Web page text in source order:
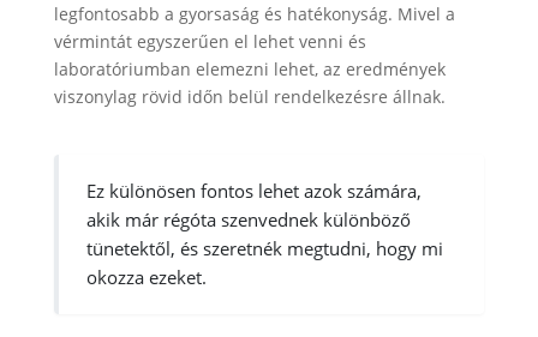
legfontosabb a gyorsaság és hatékonyság. Mivel a
vérmintát egyszerűen el lehet venni és
laboratóriumban elemezni lehet, az eredmények
viszonylag rövid időn belül rendelkezésre állnak.
Ez különösen fontos lehet azok számára,
akik már régóta szenvednek különböző
tünetektől, és szeretnék megtudni, hogy mi
okozza ezeket.